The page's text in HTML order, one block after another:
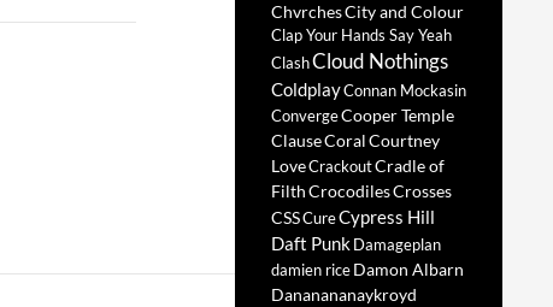
ChvrchesCity and Colour
Clap Your Hands Say Yeah
ClashCloud Nothings
ColdplayConnan Mockasin
ConvergeCooper Temple
ClauseCoralCourtney
LoveCrackoutCradle of
FilthCrocodilesCrosses
CSSCureCypress Hill
Daft PunkDamageplan
damien riceDamon Albarn
Dananananaykroyd